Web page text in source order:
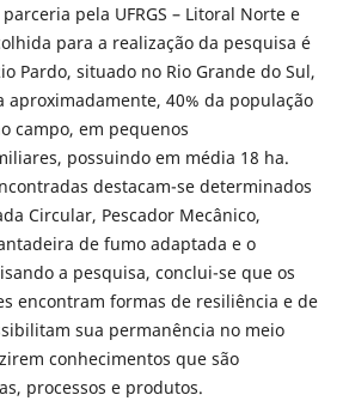
pela UFRGS – Litoral Norte e
para a realização da pesquisa é
Pardo, situado no Rio Grande do Sul,
aproximadamente, 40% da população
campo, em pequenos
possuindo em média 18 ha.
destacam-se determinados
Circular, Pescador Mecânico,
de fumo adaptada e o
a pesquisa, conclui-se que os
encontram formas de resiliência e de
sua permanência no meio
conhecimentos que são
processos e produtos.